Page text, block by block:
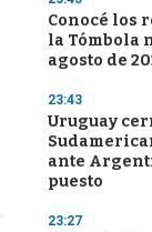
Conocé los
la Tómbola
agosto de
23:43
Uruguay
ante
puesto
23:27